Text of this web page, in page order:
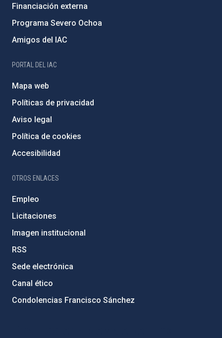
Financiación externa
Programa Severo Ochoa
Amigos del IAC
PORTAL DEL IAC
Mapa web
Políticas de privacidad
Aviso legal
Política de cookies
Accesibilidad
OTROS ENLACES
Empleo
Licitaciones
Imagen institucional
RSS
Sede electrónica
Canal ético
Condolencias Francisco Sánchez